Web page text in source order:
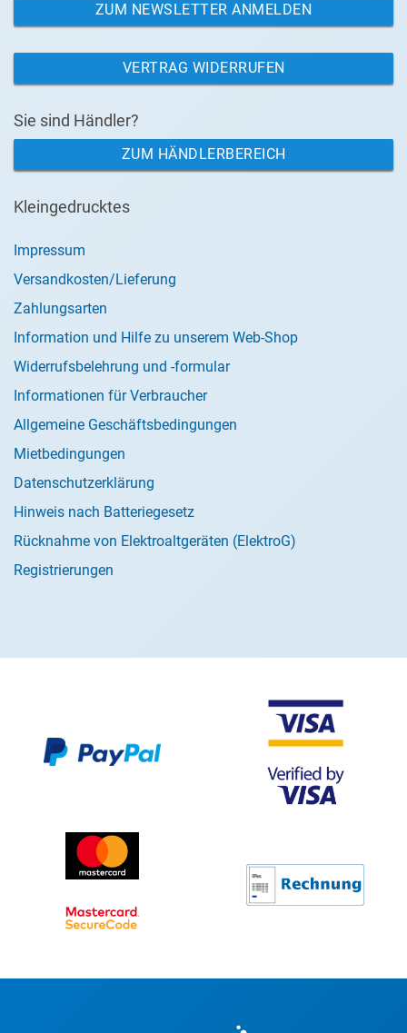
ZUM NEWSLETTER ANMELDEN
VERTRAG WIDERRUFEN
Sie sind Händler?
ZUM HÄNDLERBEREICH
Kleingedrucktes
Impressum
Versandkosten/Lieferung
Zahlungsarten
Information und Hilfe zu unserem Web-Shop
Widerrufsbelehrung und -formular
Informationen für Verbraucher
Allgemeine Geschäftsbedingungen
Mietbedingungen
Datenschutzerklärung
Hinweis nach Batteriegesetz
Rücknahme von Elektroaltgeräten (ElektroG)
Registrierungen